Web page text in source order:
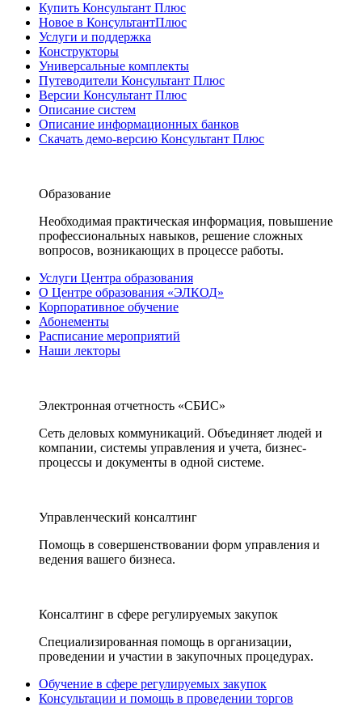
Купить Консультант Плюс
Новое в КонсультантПлюс
Услуги и поддержка
Конструкторы
Универсальные комплекты
Путеводители Консультант Плюс
Версии Консультант Плюс
Описание систем
Описание информационных банков
Скачать демо-версию Консультант Плюс
Образование
Необходимая практическая информация, повышение
профессиональных навыков, решение сложных
вопросов, возникающих в процессе работы.
Услуги Центра образования
О Центре образования «ЭЛКОД»
Корпоративное обучение
Абонементы
Расписание мероприятий
Наши лекторы
Электронная отчетность «СБИС»
Сеть деловых коммуникаций. Объединяет людей и
компании, системы управления и учета, бизнес-
процессы и документы в одной системе.
Управленческий консалтинг
Помощь в совершенствовании форм управления и
ведения вашего бизнеса.
Консалтинг в сфере регулируемых закупок
Специализированная помощь в организации,
проведении и участии в закупочных процедурах.
Обучение в сфере регулируемых закупок
Консультации и помощь в проведении торгов